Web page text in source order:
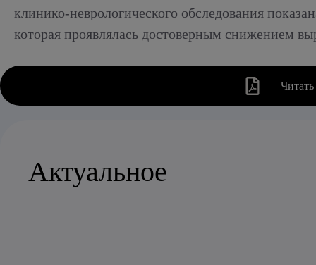
клинико-неврологического обследования
которая проявлялась достоверным снижением
Читать
Актуальное